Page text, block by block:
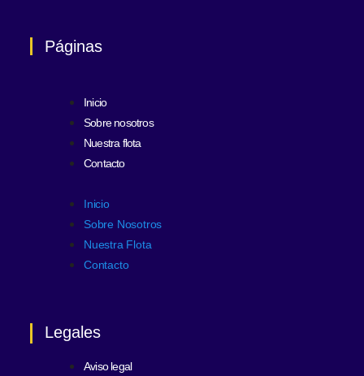
Páginas
Inicio
Sobre nosotros
Nuestra flota
Contacto
Inicio
Sobre Nosotros
Nuestra Flota
Contacto
Legales
Aviso legal